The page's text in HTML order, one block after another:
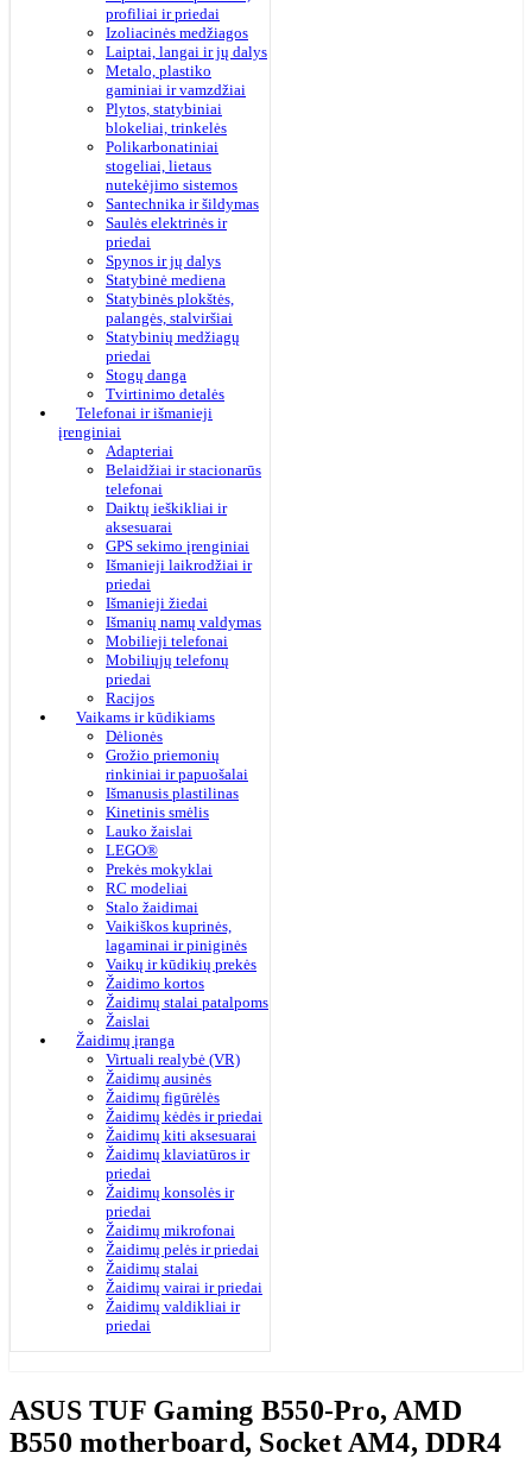
profiliai ir priedai
Izoliacinės medžiagos
Laiptai, langai ir jų dalys
Metalo, plastiko
gaminiai ir vamzdžiai
Plytos, statybiniai
blokeliai, trinkelės
Polikarbonatiniai
stogeliai, lietaus
nutekėjimo sistemos
Santechnika ir šildymas
Saulės elektrinės ir
priedai
Spynos ir jų dalys
Statybinė mediena
Statybinės plokštės,
palangės, stalviršiai
Statybinių medžiagų
priedai
Stogų danga
Tvirtinimo detalės
Telefonai ir išmanieji
įrenginiai
Adapteriai
Belaidžiai ir stacionarūs
telefonai
Daiktų ieškikliai ir
aksesuarai
GPS sekimo įrenginiai
Išmanieji laikrodžiai ir
priedai
Išmanieji žiedai
Išmanių namų valdymas
Mobilieji telefonai
Mobiliųjų telefonų
priedai
Racijos
Vaikams ir kūdikiams
Dėlionės
Grožio priemonių
rinkiniai ir papuošalai
Išmanusis plastilinas
Kinetinis smėlis
Lauko žaislai
LEGO®
Prekės mokyklai
RC modeliai
Stalo žaidimai
Vaikiškos kuprinės,
lagaminai ir piniginės
Vaikų ir kūdikių prekės
Žaidimo kortos
Žaidimų stalai patalpoms
Žaislai
Žaidimų įranga
Virtuali realybė (VR)
Žaidimų ausinės
Žaidimų figūrėlės
Žaidimų kėdės ir priedai
Žaidimų kiti aksesuarai
Žaidimų klaviatūros ir
priedai
Žaidimų konsolės ir
priedai
Žaidimų mikrofonai
Žaidimų pelės ir priedai
Žaidimų stalai
Žaidimų vairai ir priedai
Žaidimų valdikliai ir
priedai
ASUS TUF Gaming B550-Pro, AMD
B550 motherboard, Socket AM4, DDR4